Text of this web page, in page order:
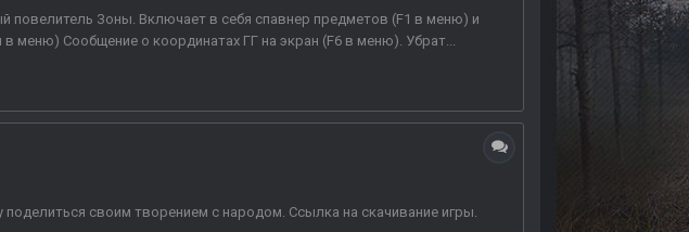
Зоны. Включает в себя спавнер предметов (F1 в меню) и
меню) Сообщение о координатах ГГ на экран (F6 в меню). Убрат...
поделиться своим творением с народом. Ссылка на скачивание игры.